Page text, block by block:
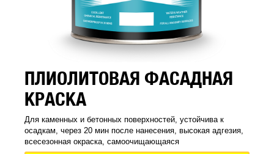
ПЛИОЛИТОВАЯ ФАСАДНАЯ
КРАСКА
Для каменных и бетонных поверхностей, устойчива к
осадкам, через 20 мин после нанесения, высокая адгезия,
всесезонная окраска, самоочищающаяся